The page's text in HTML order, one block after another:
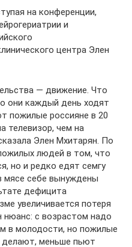
на конференции,
и
центра Элен
— движение. Что
они каждый день ходят
пожилые россияне в 20
телевизор, чем на
Элен Мхитарян. По
людей в том, что
но и редко едят семгу
мясе себе вынуждены
дефицита
увеличивается потеря
с возрастом надо
в молодости, но пожилые
делают, меньше пьют